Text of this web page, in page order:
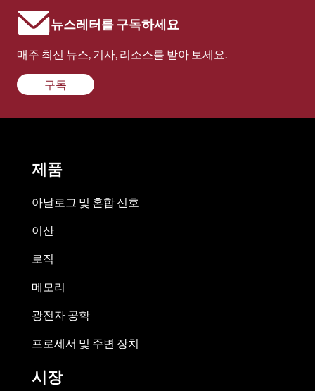
뉴스레터를 구독하세요
매주 최신 뉴스, 기사, 리소스를 받아 보세요.
구독
제품
아날로그 및 혼합 신호
이산
로직
메모리
광전자 공학
프로세서 및 주변 장치
시장